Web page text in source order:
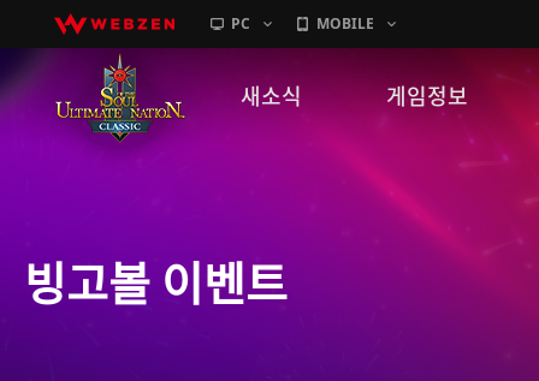
PC MOBILE
새소식
GM노트
게임정보
캐릭터소개
빙고볼 이벤트